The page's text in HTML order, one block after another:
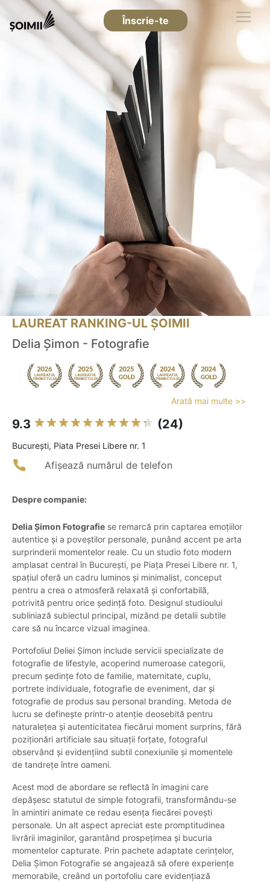
Înscrie-te
LAUREAT RANKING-UL ȘOIMII
Delia Șimon - Fotografie
Arată mai multe >>
9.3 (24)
Bucureşti, Piata Presei Libere nr. 1
Afișează numărul de telefon
Despre companie:
Delia Șimon Fotografie se remarcă prin captarea emoțiilor
autentice și a poveștilor personale, punând accent pe arta
surprinderii momentelor reale. Cu un studio foto modern
amplasat central în București, pe Piața Presei Libere nr. 1,
spațiul oferă un cadru luminos și minimalist, conceput
pentru a crea o atmosferă relaxată și confortabilă,
potrivită pentru orice ședință foto. Designul studioului
subliniază subiectul principal, mizând pe detalii subtile
care să nu încarce vizual imaginea.
Portofoliul Deliei Șimon include servicii specializate de
fotografie de lifestyle, acoperind numeroase categorii,
precum ședințe foto de familie, maternitate, cuplu,
portrete individuale, fotografie de eveniment, dar și
fotografie de produs sau personal branding. Metoda de
lucru se definește printr-o atenție deosebită pentru
naturalețea și autenticitatea fiecărui moment surprins, fără
poziționări artificiale sau situații forțate, fotograful
observând și evidențiind subtil conexiunile și momentele
de tandrețe între oameni.
Acest mod de abordare se reflectă în imagini care
depășesc statutul de simple fotografii, transformându-se
în amintiri animate ce redau esența fiecărei povești
personale. Un alt aspect apreciat este promptitudinea
livrării imaginilor, garantând prospețimea și bucuria
momentelor capturate. Prin pachete adaptate cerințelor,
Delia Șimon Fotografie se angajează să ofere experiențe
memorabile, creând un portofoliu care evidențiază